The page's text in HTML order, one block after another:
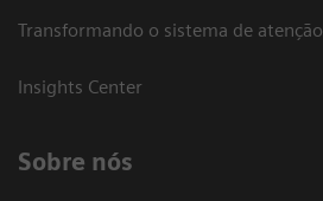
Transformando o sistema de atenção
Insights Center
Sobre nós